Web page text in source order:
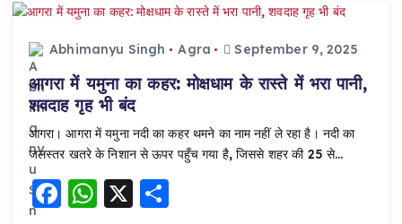
b
o
o
k
A
p
p
Abhimanyu Singh Agra September 9, 2025
आगरा में यमुना का कहर: मोक्षधाम के रास्ते में भरा पानी,
शवदाह गृह भी बंद
आगरा। आगरा में यमुना नदी का कहर थमने का नाम नहीं ले रहा है। नदी का
जलस्तर खतरे के निशान से ऊपर पहुँच गया है, जिससे शहर की 25 से…
F WX S